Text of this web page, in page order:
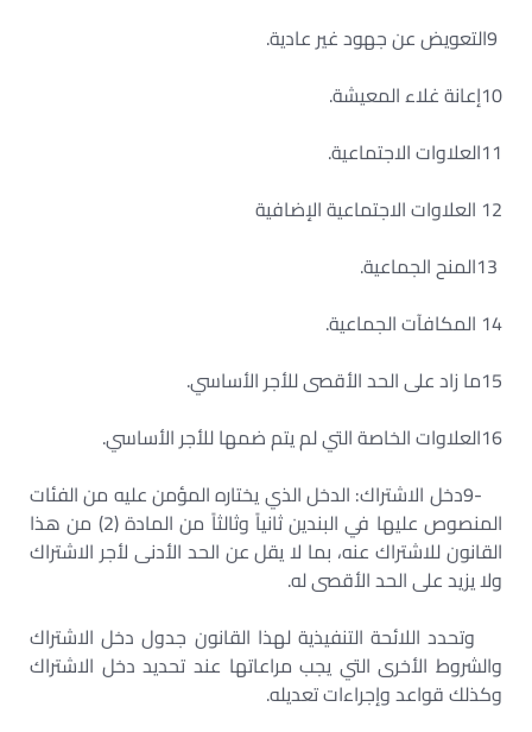
9التعويض عن جهود غير عادية.
10إعانة غلاء المعيشة.
11العلاوات الاجتماعية.
12 العلاوات الاجتماعية الإضافية
13المنح الجماعية.
14 المكافآت الجماعية.
15ما زاد على الحد الأقصى للأجر الأساسي.
16العلاوات الخاصة التي لم يتم ضمها للأجر الأساسي.
9-دخل الاشتراك: الدخل الذي يختاره المؤمن عليه من الفئات
المنصوص عليها في البندين ثانياً وثالثاً من المادة (2) من هذا
القانون للاشتراك عنه، بما لا يقل عن الحد الأدنى لأجر الاشتراك
ولا يزيد على الحد الأقصى له.
وتحدد اللائحة التنفيذية لهذا القانون جدول دخل الاشتراك
والشروط الأخرى التي يجب مراعاتها عند تحديد دخل الاشتراك
وكذلك قواعد وإجراءات تعديله.